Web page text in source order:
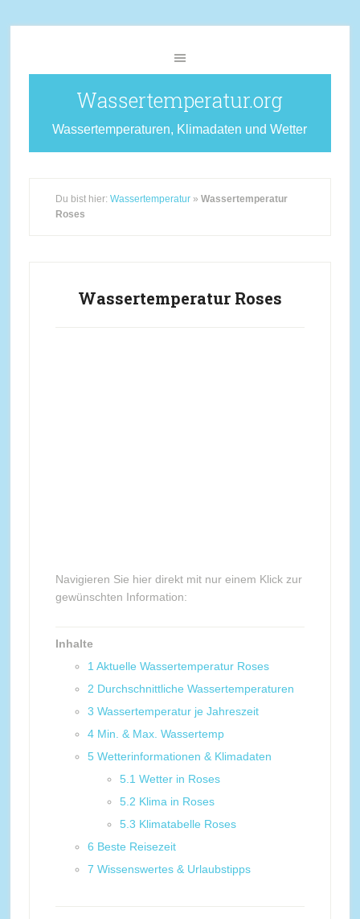
Wassertemperatur.org
Wassertemperaturen, Klimadaten und Wetter
Du bist hier: Wassertemperatur» Wassertemperatur
Roses
Wassertemperatur Roses
Navigieren Sie hier direkt mit nur einem Klick zur
gewünschten Information:
Inhalte
1 Aktuelle Wassertemperatur Roses
2 Durchschnittliche Wassertemperaturen
3 Wassertemperatur je Jahreszeit
4 Min. & Max. Wassertemp
5 Wetterinformationen & Klimadaten
5.1 Wetter in Roses
5.2 Klima in Roses
5.3 Klimatabelle Roses
6 Beste Reisezeit
7 Wissenswertes & Urlaubstipps